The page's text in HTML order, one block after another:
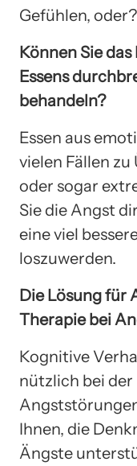
Gefühlen, oder?
Können Sie
Essens
behandeln?
Essen aus
vielen Fällen
oder sogar
Sie die Angst
eine viel
loszuwerden.
Die Lösung für
Therapie bei
Kognitive
nützlich bei
Ihnen, die
Ängste